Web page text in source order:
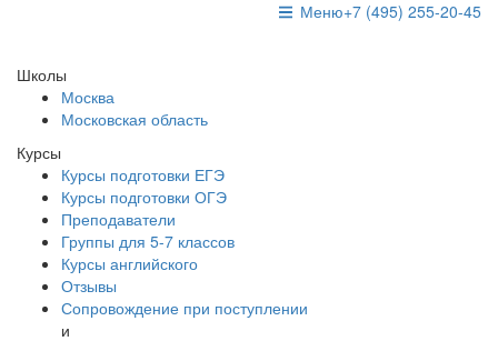
+7 (495) 255-20-45
Меню
Школы
Москва
Московская область
Курсы
Курсы подготовки ЕГЭ
Курсы подготовки ОГЭ
Преподаватели
Группы для 5-7 классов
Курсы английского
Отзывы
Сопровождение при поступлении
и